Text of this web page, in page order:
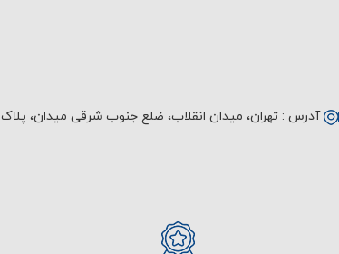
آدرس : تهران، میدان انقلاب، ضلع جنوب شرقی میدان، پلاک 7، نبش کوچه آبرو